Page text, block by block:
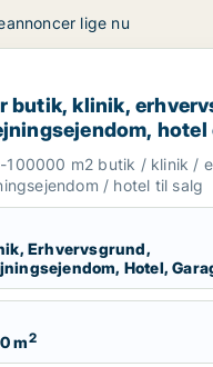
lige nu
klinik, erhvervsgrund,
butik, klinik,
hotel
salg i Storkøbenhavn
100000 m2 butik / klinik /
/ hotel til salg
Erhvervsgrund,
Hotel,
m2